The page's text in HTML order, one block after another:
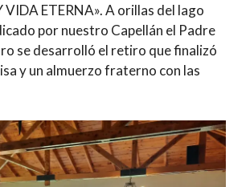
VIDA ETERNA». A orillas del lago
por nuestro Capellán el Padre
se desarrolló el retiro que finalizó
y un almuerzo fraterno con las